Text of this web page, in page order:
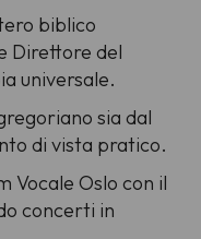
biblico
Direttore del
universale.
sia dal
di vista pratico.
Vocale Oslo con il
concerti in